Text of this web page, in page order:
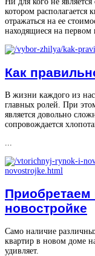
котором располагается
отражаться на ее
находящиеся на первом
Как
В жизни каждого из
главных ролей. При
является довольно
сопровождается
...
Приобретаем
новостройке
Само наличие
квартир в новом доме
удивляет.